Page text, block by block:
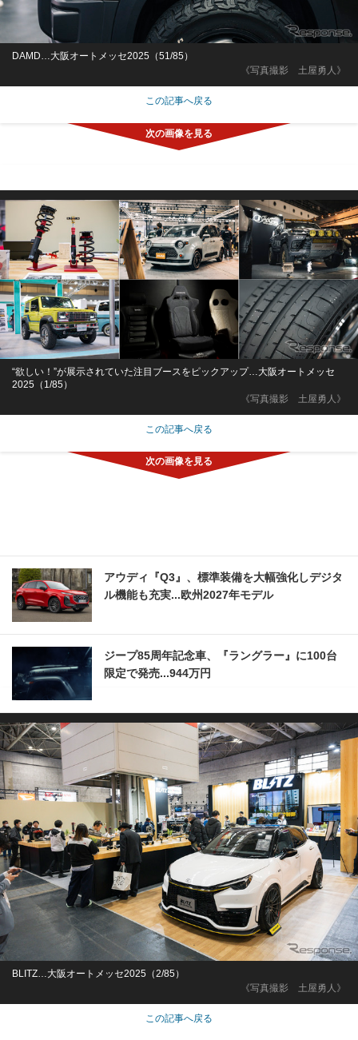
《写真撮影 土屋勇人》
DAMD…大阪オートメッセ2025（51/85）
この記事へ戻る
《写真撮影 土屋勇人》
“欲しい！”が展示されていた注目ブースをピックアップ…大阪オートメッセ
2025（1/85）
この記事へ戻る
アウディ『Q3』、標準装備を大幅強化しデジタ
ル機能も充実...欧州2027年モデル
ジープ85周年記念車、『ラングラー』に100台
限定で発売...944万円
《写真撮影 土屋勇人》
BLITZ…大阪オートメッセ2025（2/85）
この記事へ戻る